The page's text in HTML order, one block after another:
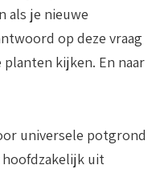
als je nieuwe
op deze vraag
kijken. En naar
universele potgrond
hoofdzakelijk uit